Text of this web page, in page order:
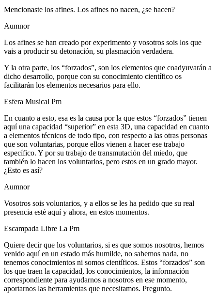
Mencionaste los afines. Los afines no nacen, ¿se hacen?
Aumnor
Los afines se han creado por experimento y vosotros sois los que
vais a producir su detonación, su plasmación verdadera.
Y la otra parte, los “forzados”, son los elementos que coadyuvarán a
dicho desarrollo, porque con su conocimiento científico os
facilitarán los elementos necesarios para ello.
Esfera Musical Pm
En cuanto a esto, esa es la causa por la que estos “forzados” tienen
aquí una capacidad “superior” en esta 3D, una capacidad en cuanto
a elementos técnicos de todo tipo, con respecto a las otras personas
que son voluntarias, porque ellos vienen a hacer ese trabajo
específico. Y por su trabajo de transmutación del miedo, que
también lo hacen los voluntarios, pero estos en un grado mayor.
¿Esto es así?
Aumnor
Vosotros sois voluntarios, y a ellos se les ha pedido que su real
presencia esté aquí y ahora, en estos momentos.
Escampada Libre La Pm
Quiere decir que los voluntarios, si es que somos nosotros, hemos
venido aquí en un estado más humilde, no sabemos nada, no
tenemos conocimientos ni somos científicos. Estos “forzados” son
los que traen la capacidad, los conocimientos, la información
correspondiente para ayudarnos a nosotros en ese momento,
aportarnos las herramientas que necesitamos. Pregunto.